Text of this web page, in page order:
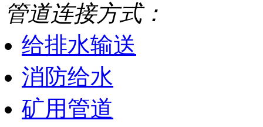
管道连接方式：
给排水输送
消防给水
矿用管道